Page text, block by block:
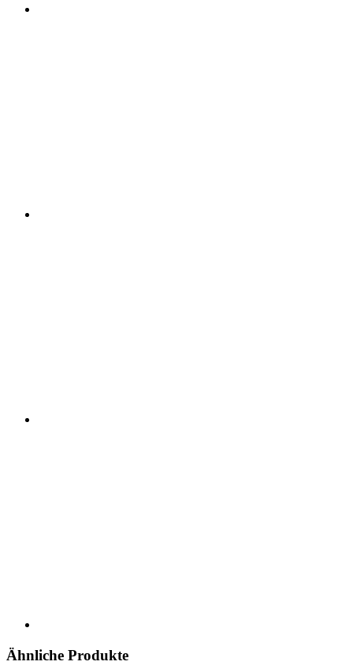
Ähnliche Produkte